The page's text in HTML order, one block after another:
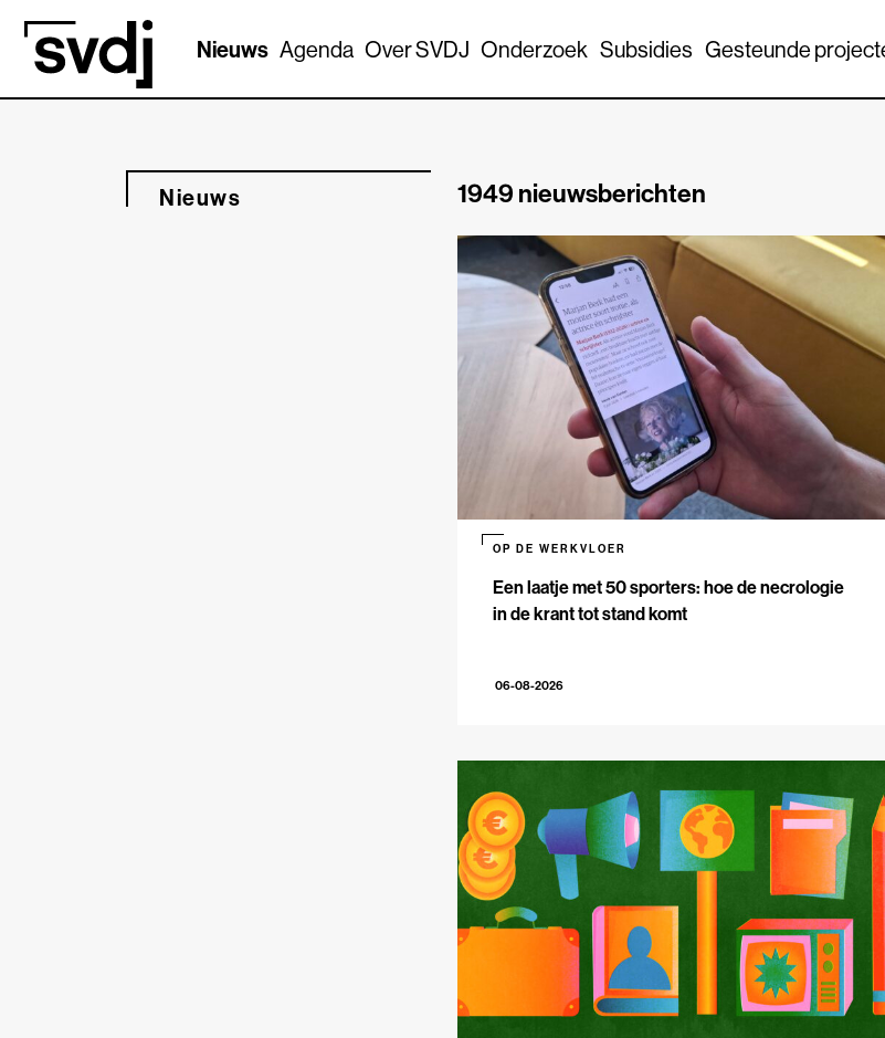
Naar hoofdinhoud
Nieuws Agenda Over SVDJ Onderzoek Subsidies Gesteunde
Nieuws 1949 nieuwsberichten
Een laatje met 50 sporters: hoe de necrologie
in de krant tot stand komt
OP DE WERKVLOER
06-08-2026